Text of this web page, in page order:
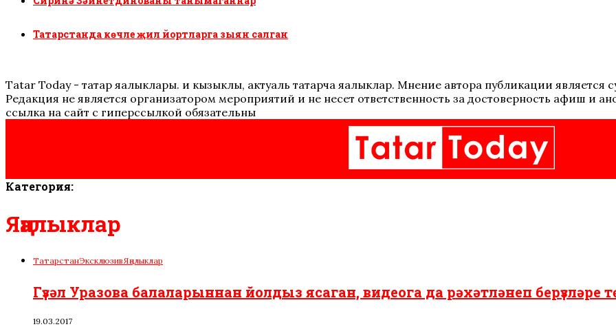
Татарстанда көчле җил йортларга зыян салган
Tatar Today - татар яңалыклары. иң кызыклы, актуаль татарча яңалыклар. Мнение автора публикации
Редакция не является организатором мероприятий и не несет ответственность за достоверность афиш и
ссылка на сайт с гиперссылкой обязательны
Категория:
Яңалыклар
ТатарстанЭксклюзивЯңалыклар
Гүзәл Уразова балаларыннан йолдыз ясаган, видеога да рәхәтләнеп берүзләре
19.03.2017